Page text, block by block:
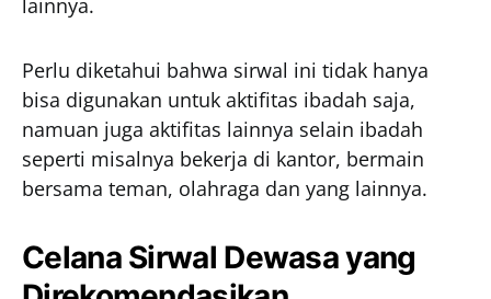
lainnya.
Perlu diketahui bahwa sirwal ini tidak hanya
bisa digunakan untuk aktifitas ibadah saja,
namuan juga aktifitas lainnya selain ibadah
seperti misalnya bekerja di kantor, bermain
bersama teman, olahraga dan yang lainnya.
Celana Sirwal Dewasa yang